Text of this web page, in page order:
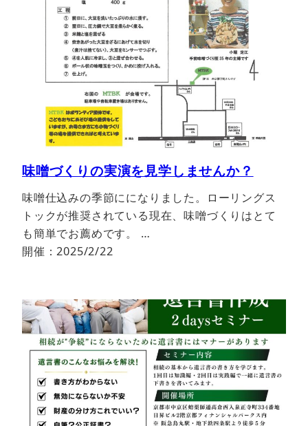
味噌づくりの実演を見学しませんか？
味噌仕込みの季節にになりました。ローリングス
トックが推奨されている現在、味噌づくりはとて
も簡単でお薦めです。 …
開催：2025/2/22